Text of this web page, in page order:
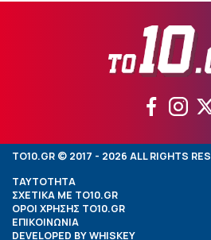
TO10.GR © 2017 - 2026 ALL RIGHTS
ΤΑΥΤΟΤΗΤΑ
ΣΧΕΤΙΚΑ ΜΕ TO10.GR
ΟΡΟΙ ΧΡΗΣΗΣ TO10.GR
ΕΠΙΚΟΙΝΩΝΙΑ
DEVELOPED BYWHISKEY